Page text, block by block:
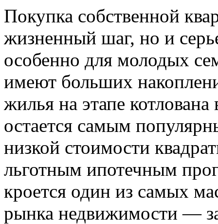
Покупка собственной
жизненный шаг, но и
особенно для молодых
имеют больших
жилья на этапе
остается самым
низкой стоимости
льготным ипотечным
кроется один из самых
рынка недвижимости —